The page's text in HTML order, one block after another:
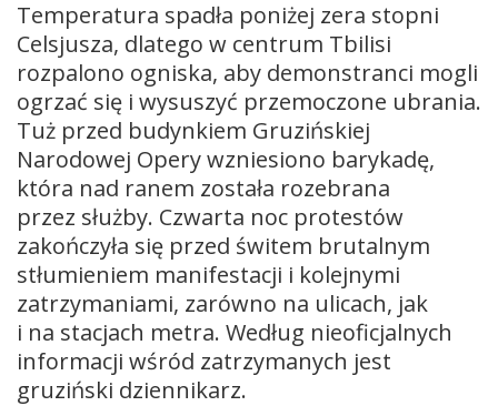
Temperatura spadła poniżej zera stopni
Celsjusza, dlatego w centrum Tbilisi
rozpalono ogniska, aby demonstranci mogli
ogrzać się i wysuszyć przemoczone ubrania.
Tuż przed budynkiem Gruzińskiej
Narodowej Opery wzniesiono barykadę,
która nad ranem została rozebrana
przez służby. Czwarta noc protestów
zakończyła się przed świtem brutalnym
stłumieniem manifestacji i kolejnymi
zatrzymaniami, zarówno na ulicach, jak
i na stacjach metra. Według nieoficjalnych
informacji wśród zatrzymanych jest
gruziński dziennikarz.